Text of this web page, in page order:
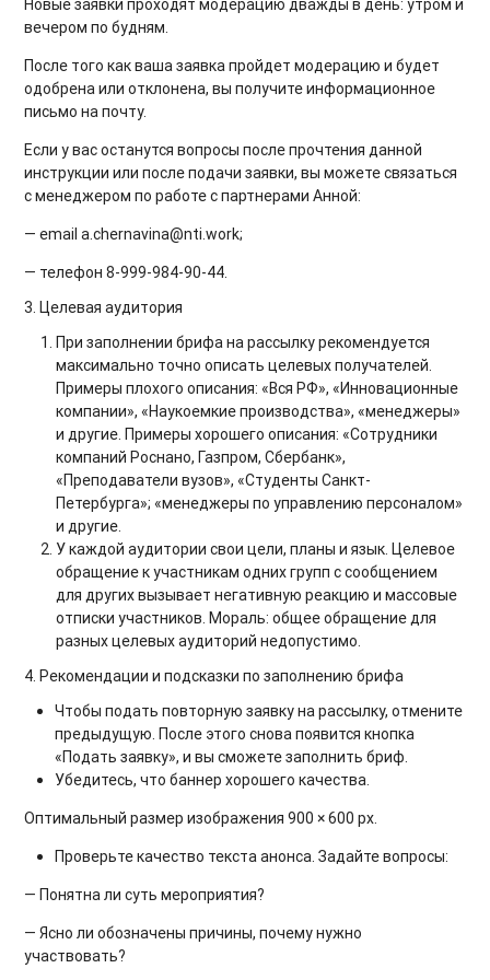
Новые заявки проходят модерацию дважды в день: утром и
вечером по будням.
После того как ваша заявка пройдет модерацию и будет
одобрена или отклонена, вы получите информационное
письмо на почту.
Если у вас останутся вопросы после прочтения данной
инструкции или после подачи заявки, вы можете связаться
с менеджером по работе с партнерами Анной:
— email a.chernavina@nti.work;
— телефон 8-999-984-90-44.
3. Целевая аудитория
При заполнении брифа на рассылку рекомендуется
максимально точно описать целевых получателей.
Примеры плохого описания: «Вся РФ», «Инновационные
компании», «Наукоемкие производства», «менеджеры»
и другие. Примеры хорошего описания: «Сотрудники
компаний Роснано, Газпром, Сбербанк»,
«Преподаватели вузов», «Студенты Санкт-
Петербурга»; «менеджеры по управлению персоналом»
и другие.
У каждой аудитории свои цели, планы и язык. Целевое
обращение к участникам одних групп с сообщением
для других вызывает негативную реакцию и массовые
отписки участников. Мораль: общее обращение для
разных целевых аудиторий недопустимо.
4. Рекомендации и подсказки по заполнению брифа
Чтобы подать повторную заявку на рассылку, отмените
предыдущую. После этого снова появится кнопка
«Подать заявку», и вы сможете заполнить бриф.
Убедитесь, что баннер хорошего качества.
Оптимальный размер изображения 900 × 600 px.
Проверьте качество текста анонса. Задайте вопросы:
— Понятна ли суть мероприятия?
— Ясно ли обозначены причины, почему нужно
участвовать?